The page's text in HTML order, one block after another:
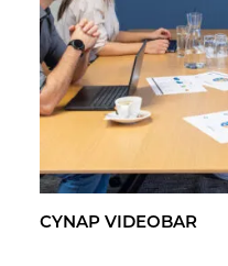
CYNAP VI­DEO­BAR